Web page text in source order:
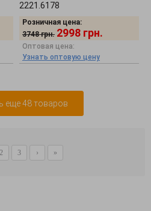
2221.6178
Розничная цена:
3748 грн. 2998 грн.
Оптовая цена:
Узнать оптовую цену
еще 48 товаров
2 3 › »